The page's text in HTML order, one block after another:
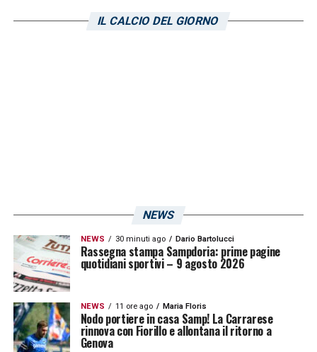
LA PLAYLIST DELLE NOSTRE TOP NEWS
IL CALCIO DEL GIORNO
NEWS
NEWS 30 minuti ago Dario Bartolucci
Rassegna stampa Sampdoria: prime pagine
quotidiani sportivi – 9 agosto 2026
NEWS 11 ore ago Maria Floris
Nodo portiere in casa Samp! La Carrarese
rinnova con Fiorillo e allontana il ritorno a
Genova